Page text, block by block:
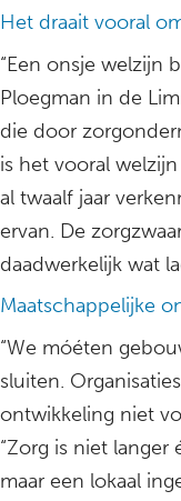
Het draait vooral
“Een onsje welzijn
Ploegman in de
die door
is het vooral
al twaalf jaar
ervan. De
daadwerkelijk wat
Maatschappelijke
“We móéten
sluiten.
ontwikkeling niet
“Zorg is niet
maar een lokaal